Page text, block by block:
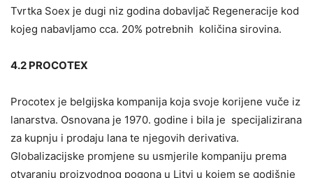
Tvrtka Soex je dugi niz godina dobavljač Regeneracije kod
kojeg nabavljamo cca. 20% potrebnih količina sirovina.
4.2 PROCOTEX
Procotex je belgijska kompanija koja svoje korijene vuče iz
lanarstva. Osnovana je 1970. godine i bila je specijalizirana
za kupnju i prodaju lana te njegovih derivativa.
Globalizacijske promjene su usmjerile kompaniju prema
otvaranju proizvodnog pogona u Litvi u kojem se godišnje